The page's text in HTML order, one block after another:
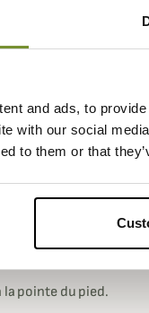
and ads, to
with our social
to them or that
mérinos qui vous
thermique.
la pointe du pied.